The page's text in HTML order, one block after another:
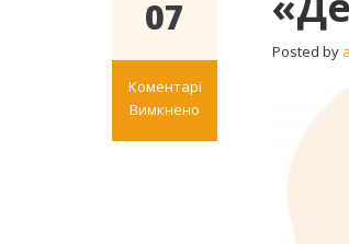
07
Коментарі
Вимкнено
Posted by